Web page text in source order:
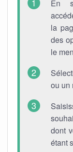
En
la
des
le
ou un
dont
étant